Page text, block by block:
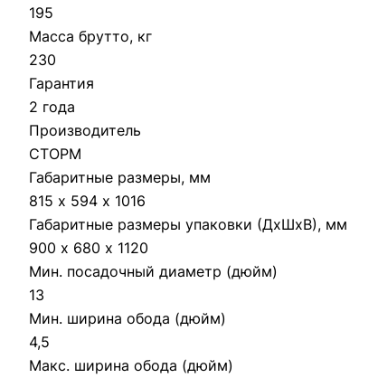
195
Масса брутто, кг
230
Гарантия
2 года
Производитель
СТОРМ
Габаритные размеры, мм
815 х 594 х 1016
Габаритные размеры упаковки (ДхШхВ), мм
900 х 680 х 1120
Мин. посадочный диаметр (дюйм)
13
Мин. ширина обода (дюйм)
4,5
Макс. ширина обода (дюйм)